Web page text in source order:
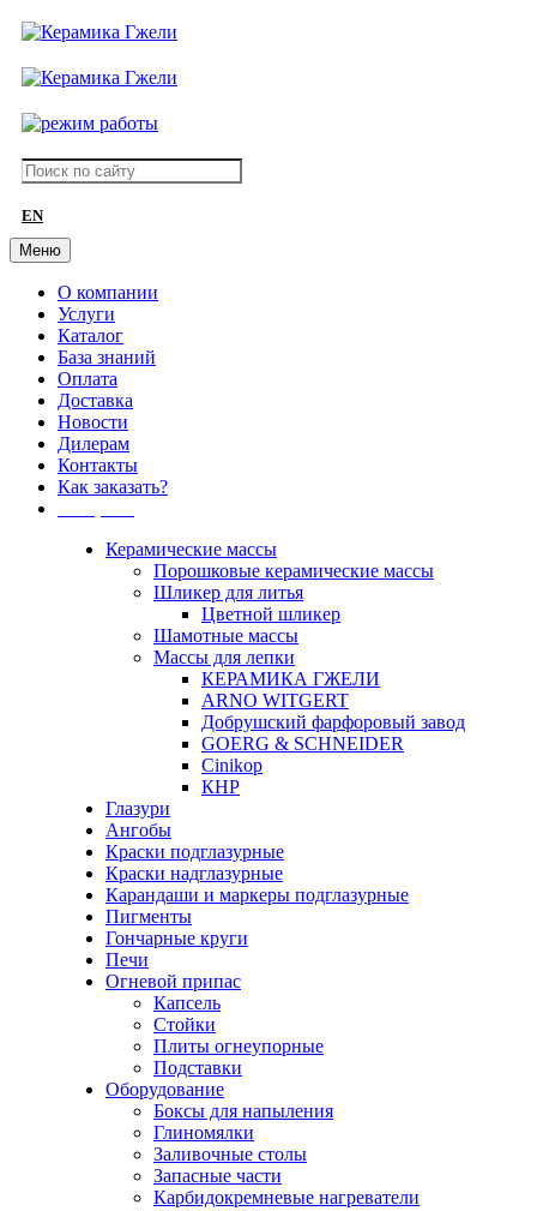
EN
Меню
О компании
Услуги
Каталог
База знаний
Оплата
Доставка
Новости
Дилерам
Контакты
Как заказать?
Керамические массы
Порошковые керамические массы
Шликер для литья
Цветной шликер
Шамотные массы
Массы для лепки
КЕРАМИКА ГЖЕЛИ
ARNO WITGERT
Добрушский фарфоровый завод
GOERG & SCHNEIDER
Cinikop
КНР
Глазури
Ангобы
Краски подглазурные
Краски надглазурные
Карандаши и маркеры подглазурные
Пигменты
Гончарные круги
Печи
Огневой припас
Капсель
Стойки
Плиты огнеупорные
Подставки
Оборудование
Боксы для напыления
Глиномялки
Заливочные столы
Запасные части
Карбидокремневые нагреватели